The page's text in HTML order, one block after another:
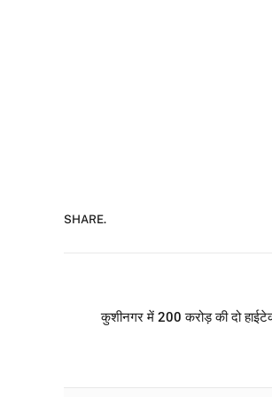
SHARE.
कुशीनगर में 200 करोड़ की दो